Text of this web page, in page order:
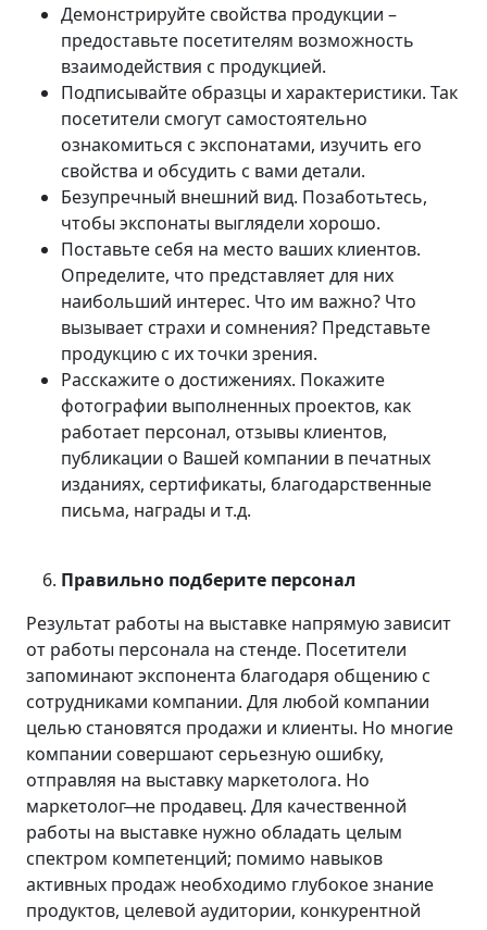
Демонстрируйте свойства продукции –
предоставьте посетителям возможность
взаимодействия с продукцией.
Подписывайте образцы и характеристики. Так
посетители смогут самостоятельно
ознакомиться с экспонатами, изучить его
свойства и обсудить с вами детали.
Безупречный внешний вид. Позаботьтесь,
чтобы экспонаты выглядели хорошо.
Поставьте себя на место ваших клиентов.
Определите, что представляет для них
наибольший интерес. Что им важно? Что
вызывает страхи и сомнения? Представьте
продукцию с их точки зрения.
Расскажите о достижениях. Покажите
фотографии выполненных проектов, как
работает персонал, отзывы клиентов,
публикации о Вашей компании в печатных
изданиях, сертификаты, благодарственные
письма, награды и т.д.
Правильно подберите персонал
Результат работы на выставке напрямую зависит
от работы персонала на стенде. Посетители
запоминают экспонента благодаря общению с
сотрудниками компании. Для любой компании
целью становятся продажи и клиенты. Но многие
компании совершают серьезную ошибку,
отправляя на выставку маркетолога. Но
маркетолог ̶ не продавец. Для качественной
работы на выставке нужно обладать целым
спектром компетенций; помимо навыков
активных продаж необходимо глубокое знание
продуктов, целевой аудитории, конкурентной